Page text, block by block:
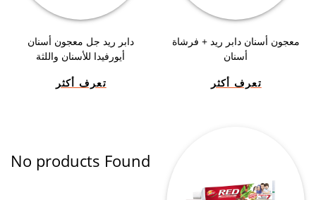
معجون أسنان دابر ريد + فرشاة
أسنان
تعرف أكثر
دابر ريد جل معجون أسنان
أيورفيدا للأسنان واللثة
تعرف أكثر
No products Found